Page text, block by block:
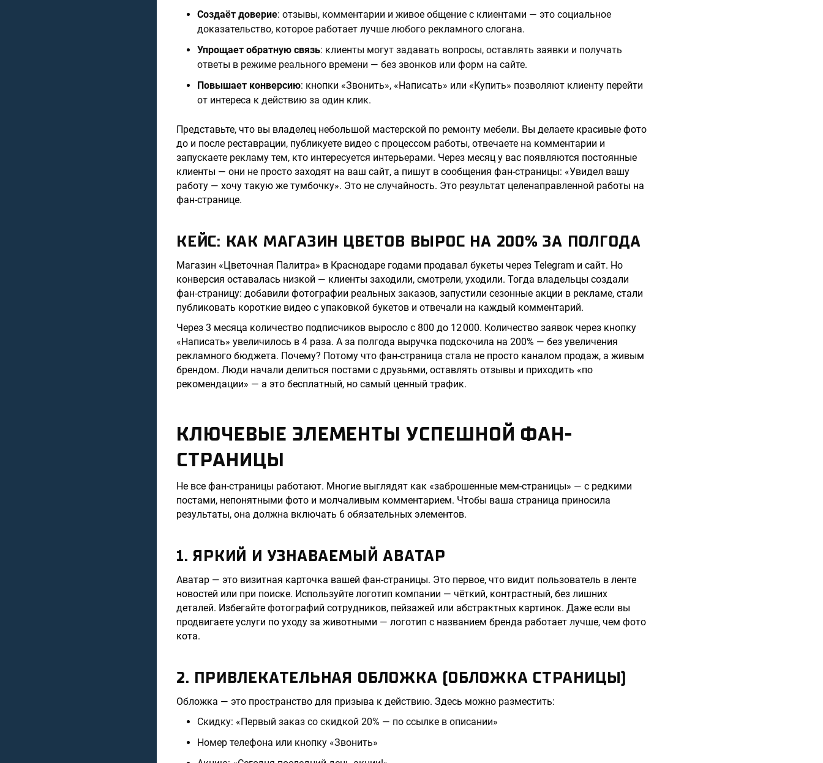
Создаёт доверие: отзывы, комментарии и живое общение с клиентами — это социальное
доказательство, которое работает лучше любого рекламного слогана.
Упрощает обратную связь: клиенты могут задавать вопросы, оставлять заявки и получать
ответы в режиме реального времени — без звонков или форм на сайте.
Повышает конверсию: кнопки «Звонить», «Написать» или «Купить» позволяют клиенту перейти
от интереса к действию за один клик.
Представьте, что вы владелец небольшой мастерской по ремонту мебели. Вы делаете красивые фото
до и после реставрации, публикуете видео с процессом работы, отвечаете на комментарии и
запускаете рекламу тем, кто интересуется интерьерами. Через месяц у вас появляются постоянные
клиенты — они не просто заходят на ваш сайт, а пишут в сообщения фан-страницы: «Увидел вашу
работу — хочу такую же тумбочку». Это не случайность. Это результат целенаправленной работы на
фан-странице.
КЕЙС: КАК МАГАЗИН ЦВЕТОВ ВЫРОС НА 200% ЗА ПОЛГОДА
Магазин «Цветочная Палитра» в Краснодаре годами продавал букеты через Telegram и сайт. Но
конверсия оставалась низкой — клиенты заходили, смотрели, уходили. Тогда владельцы создали
фан-страницу: добавили фотографии реальных заказов, запустили сезонные акции в рекламе, стали
публиковать короткие видео с упаковкой букетов и отвечали на каждый комментарий.
Через 3 месяца количество подписчиков выросло с 800 до 12 000. Количество заявок через кнопку
«Написать» увеличилось в 4 раза. А за полгода выручка подскочила на 200% — без увеличения
рекламного бюджета. Почему? Потому что фан-страница стала не просто каналом продаж, а живым
брендом. Люди начали делиться постами с друзьями, оставлять отзывы и приходить «по
рекомендации» — а это бесплатный, но самый ценный трафик.
КЛЮЧЕВЫЕ ЭЛЕМЕНТЫ УСПЕШНОЙ ФАН-
СТРАНИЦЫ
Не все фан-страницы работают. Многие выглядят как «заброшенные мем-страницы» — с редкими
постами, непонятными фото и молчаливым комментарием. Чтобы ваша страница приносила
результаты, она должна включать 6 обязательных элементов.
1. ЯРКИЙ И УЗНАВАЕМЫЙ АВАТАР
Аватар — это визитная карточка вашей фан-страницы. Это первое, что видит пользователь в ленте
новостей или при поиске. Используйте логотип компании — чёткий, контрастный, без лишних
деталей. Избегайте фотографий сотрудников, пейзажей или абстрактных картинок. Даже если вы
продвигаете услуги по уходу за животными — логотип с названием бренда работает лучше, чем фото
кота.
2. ПРИВЛЕКАТЕЛЬНАЯ ОБЛОЖКА (ОБЛОЖКА СТРАНИЦЫ)
Обложка — это пространство для призыва к действию. Здесь можно разместить:
Скидку: «Первый заказ со скидкой 20% — по ссылке в описании»
Номер телефона или кнопку «Звонить»